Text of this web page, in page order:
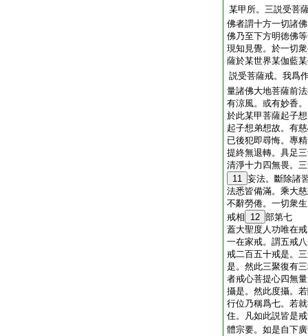
某甲所。三説受菩
佛者謂十方一切諸
佛乃至下方明徳佛
現知見覺。於一切
薩於某世界某伽藍
説受菩薩戒。我爲
量諸佛大地菩薩前
有涼風。或有妙香
於此某甲菩薩起子
起子想弟想故。有
已後犯即尋悔。專
提終無退轉。具足
清淨十力四無畏。
11 妄法。斷除諸
法悉皆備滿。乘大
不辭勞倦。一切衆
戒相
12 部第七
蓋大聖度人功唯在
一在家戒。謂五戒
戒二百五十戒是。
是。然此三聚復有
者戒心菩提心四無
攝是。然此度攝。
行位乃稱爲七。若
住。凡如此説皆是
體宗要。如是自下